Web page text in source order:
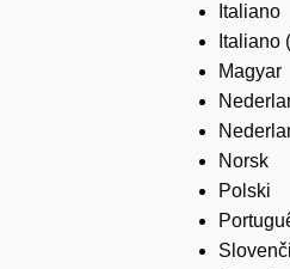
Italiano
Italiano
Magyar
Norsk
Polski